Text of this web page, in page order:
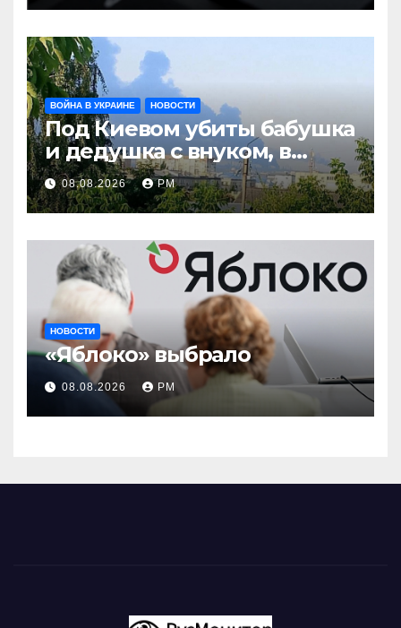
ВОЙНА В УКРАИНЕ НОВОСТИ
Под Киевом убиты бабушка
и дедушка с внуком, в
Поволжье и на Кубани
вновь горят НПЗ
08.08.2026 РМ
НОВОСТИ
«Яблоко» выбрало
08.08.2026 РМ